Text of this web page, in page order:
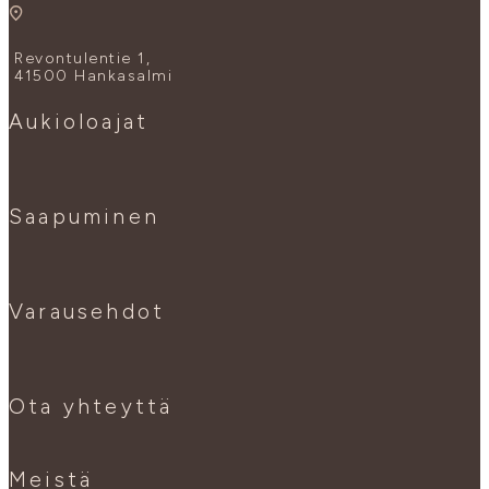
Revontulentie 1,
41500 Hankasalmi
Aukioloajat
Saapuminen
Varausehdot
Ota yhteyttä
Meistä